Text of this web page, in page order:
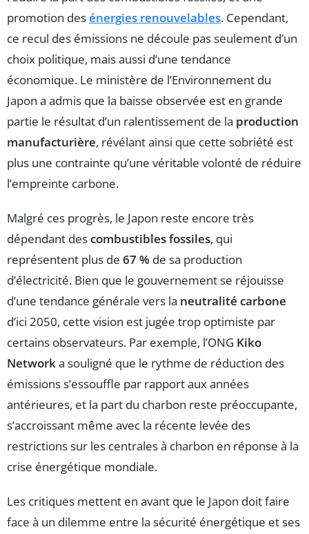
promotion desénergies renouvelables. Cependant,
ce recul des émissions ne découle pas seulement d’un
choix politique, mais aussi d’une tendance
économique. Le ministère de l’Environnement du
Japon a admis que la baisse observée est en grande
partie le résultat d’un ralentissement de la production
manufacturière, révélant ainsi que cette sobriété est
plus une contrainte qu’une véritable volonté de réduire
l’empreinte carbone.
Malgré ces progrès, le Japon reste encore très
dépendant descombustibles fossiles, qui
représentent plus de 67 % de sa production
d’électricité. Bien que le gouvernement se réjouisse
d’une tendance générale vers la neutralité carbone
d’ici 2050, cette vision est jugée trop optimiste par
certains observateurs. Par exemple, l’ONG Kiko
Networka souligné que le rythme de réduction des
émissions s’essouffle par rapport aux années
antérieures, et la part du charbon reste préoccupante,
s’accroissant même avec la récente levée des
restrictions sur les centrales à charbon en réponse à la
crise énergétique mondiale.
Les critiques mettent en avant que le Japon doit faire
face à un dilemme entre la sécurité énergétique et ses